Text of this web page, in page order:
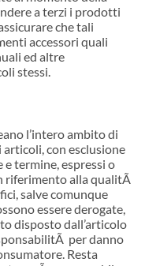
a terzi i prodotti
che tali
accessori quali
ed altre
stessi.
l’intero ambito di
con esclusione
termine, espressi o
riferimento alla qualitÃ
salve comunque
essere derogate,
disposto dall’articolo
per danno
Resta